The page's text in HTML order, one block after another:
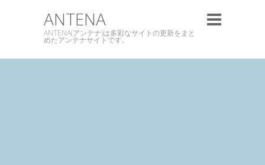
ANTENA
ANTENA(アンテナ)は多彩なサイトの更新をまと
めたアンテナサイトです。